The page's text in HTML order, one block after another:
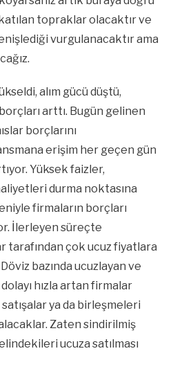
topraklar olacaktır ve
vurgulanacaktır ama
alım gücü düştü,
arttı. Bugün gelinen
borçlarını
erişim her geçen gün
Yüksek faizler,
durma noktasına
firmaların borçları
İlerleyen süreçte
tarafından çok ucuz fiyatlara
Döviz bazında ucuzlayan ve
hızla artan firmalar
ya da birleşmeleri
Zaten sindirilmiş
ucuza satılması